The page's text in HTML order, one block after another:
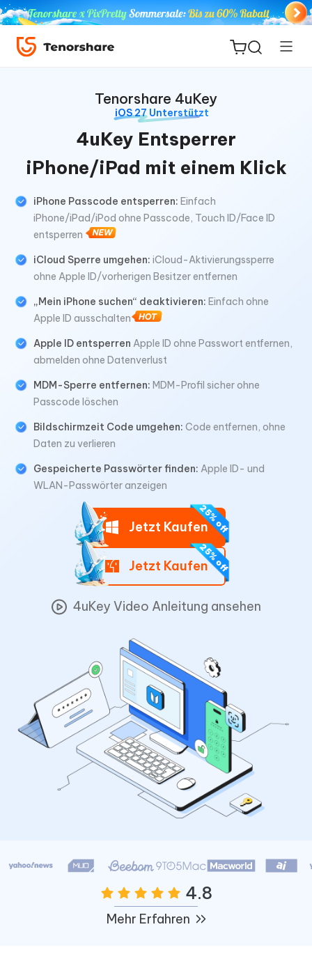
for iOS
PDNob
PDF
Editor
Neu
iAnyGo
Tenorshare 4uKey
iOS 27 Unterstützt
4uKey Entsperrer
iPhone/iPad mit einem Klick
iPhone Passcode entsperren: Einfach
iPhone/iPad/iPod ohne Passcode, Touch ID/Face ID
entsperren
iCloud Sperre umgehen: iCloud-Aktivierungssperre
ohne Apple ID/vorherigen Besitzer entfernen
„Mein iPhone suchen“ deaktivieren: Einfach ohne
Apple ID ausschalten
Apple ID entsperren Apple ID ohne Passwort entfernen,
abmelden ohne Datenverlust
MDM-Sperre entfernen: MDM-Profil sicher ohne
Passcode löschen
Bildschirmzeit Code umgehen: Code entfernen, ohne
Daten zu verlieren
Gespeicherte Passwörter finden: Apple ID- und
WLAN-Passwörter anzeigen
Jetzt Kaufen
Jetzt Kaufen
4uKey Video Anleitung ansehen
4.8
Mehr Erfahren